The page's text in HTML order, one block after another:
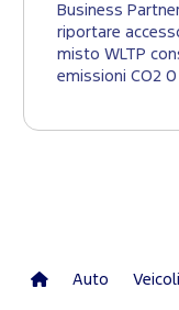
Business
riportare
misto WLTP
emissioni CO2 0
Auto